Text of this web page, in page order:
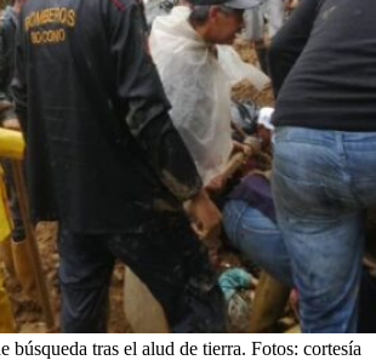
búsqueda tras el alud de tierra. Fotos: cortesía